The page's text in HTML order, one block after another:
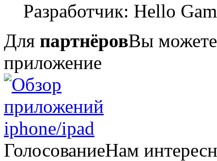
Разработчик: Hello
Для партнёровВы можете
приложение
ГолосованиеНам